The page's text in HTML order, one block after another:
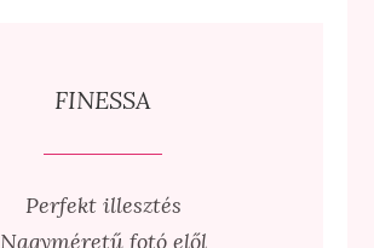
FINESSA
Perfekt illesztés
Nagyméretű fotó elől